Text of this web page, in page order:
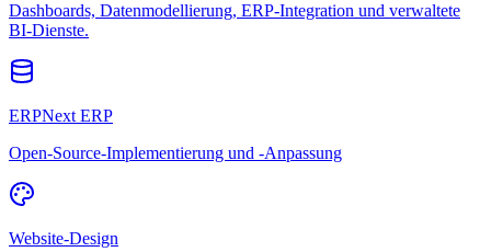
Dashboards, Datenmodellierung, ERP-Integration und verwaltete
BI-Dienste.
ERPNext ERP
Open-Source-Implementierung und -Anpassung
Website-Design